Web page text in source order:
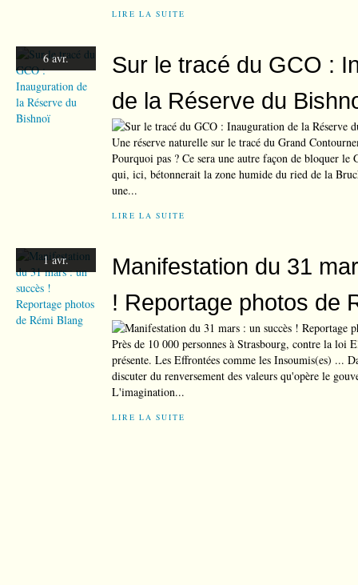
LIRE LA SUITE
6 avr.
Sur le tracé du GCO :
de la Réserve du
Une réserve naturelle sur le tracé du Grand
Pourquoi pas ? Ce sera une autre façon de bloquer
qui, ici, bétonnerait la zone humide du ried de la
une...
LIRE LA SUITE
1 avr.
Manifestation du 31
! Reportage photos de
Près de 10 000 personnes à Strasbourg, contre la loi
présente. Les Effrontées comme les Insoumis(es) ...
discuter du renversement des valeurs qu'opère le
L'imagination...
LIRE LA SUITE